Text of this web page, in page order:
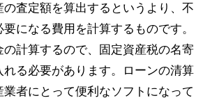
の査定額を算出するというより、不
になる費用を計算するものです。
の計算するので、固定資産税の名寄
る必要があります。ローンの清算
業者にとって便利なソフトになって